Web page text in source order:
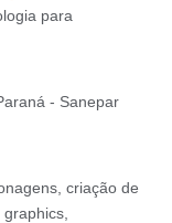
para
- Sanepar
criação de